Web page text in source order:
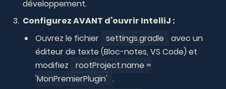
développement.
Configurez AVANT d’ouvrir IntelliJ :
Ouvrez le fichier
settings.gradle
avec un
éditeur de texte (Bloc-notes, VS Code) et
modifiez
rootProject.name =
'MonPremierPlugin' .